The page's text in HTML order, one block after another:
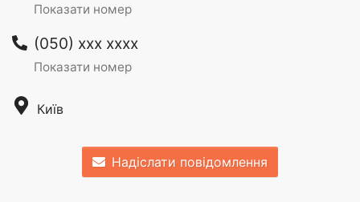
Показати номер
(050) xxx xxxx
Показати номер
Київ
Надіслати повідомлення